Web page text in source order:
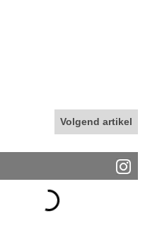
Volgend artikel